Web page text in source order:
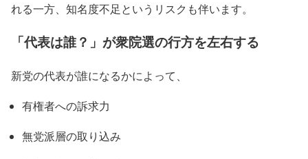
れる一方、知名度不足というリスクも伴います。
「代表は誰？」が衆院選の行方を左右する
新党の代表が誰になるかによって、
有権者への訴求力
無党派層の取り込み